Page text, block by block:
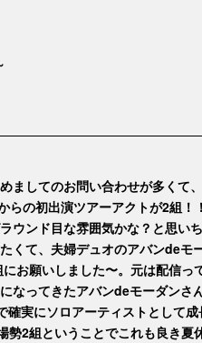
ましてのお問い合わせが多くて
の初出演ツアーアクトが2組！
ウンド目な雰囲気かな？と思い
くて、夫婦デュオのアバンdeモ
お願いしました〜。元は配信っ
なってきたアバンdeモーダンさ
確実にソロアーティストとして
2組ということでこれも良き夏